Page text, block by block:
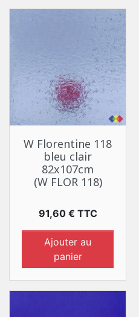
W Florentine 118
bleu clair
82x107cm
(W FLOR 118)
Prix
91,60 € TTC
Ajouter au
panier